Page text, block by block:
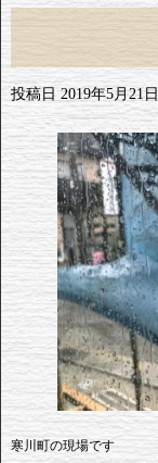
投稿日 2019年5月21日
寒川町の現場です